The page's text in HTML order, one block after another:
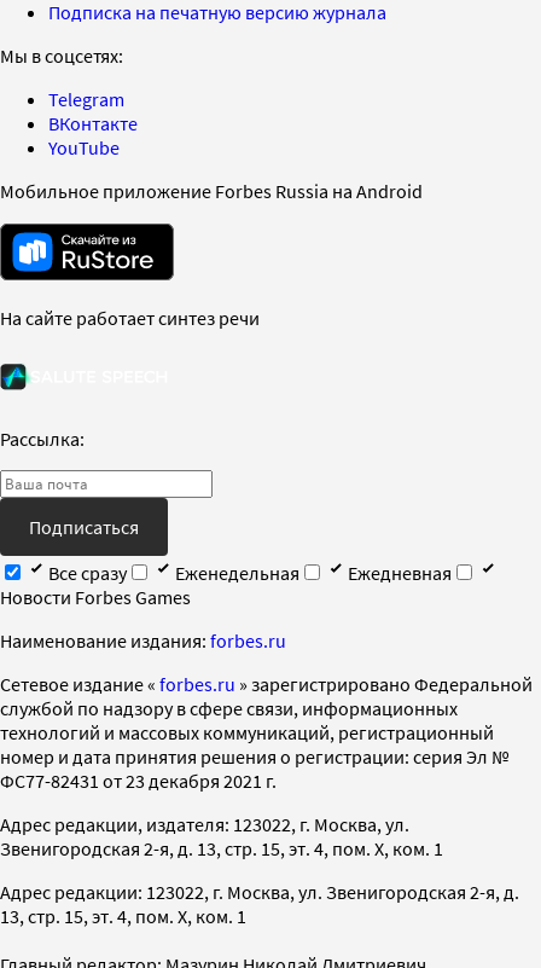
Подписка на печатную версию журнала
Мы в соцсетях:
Telegram
ВКонтакте
YouTube
Мобильное приложение Forbes Russia на Android
На сайте работает синтез речи
Рассылка:
Подписаться
Все сразу
Еженедельная
Ежедневная
Новости Forbes Games
Наименование издания: forbes.ru
Cетевое издание « forbes.ru » зарегистрировано Федеральной
службой по надзору в сфере связи, информационных
технологий и массовых коммуникаций, регистрационный
номер и дата принятия решения о регистрации: серия Эл №
ФС77-82431 от 23 декабря 2021 г.
Адрес редакции, издателя: 123022, г. Москва, ул.
Звенигородская 2-я, д. 13, стр. 15, эт. 4, пом. X, ком. 1
Адрес редакции: 123022, г. Москва, ул. Звенигородская 2-я, д.
13, стр. 15, эт. 4, пом. X, ком. 1